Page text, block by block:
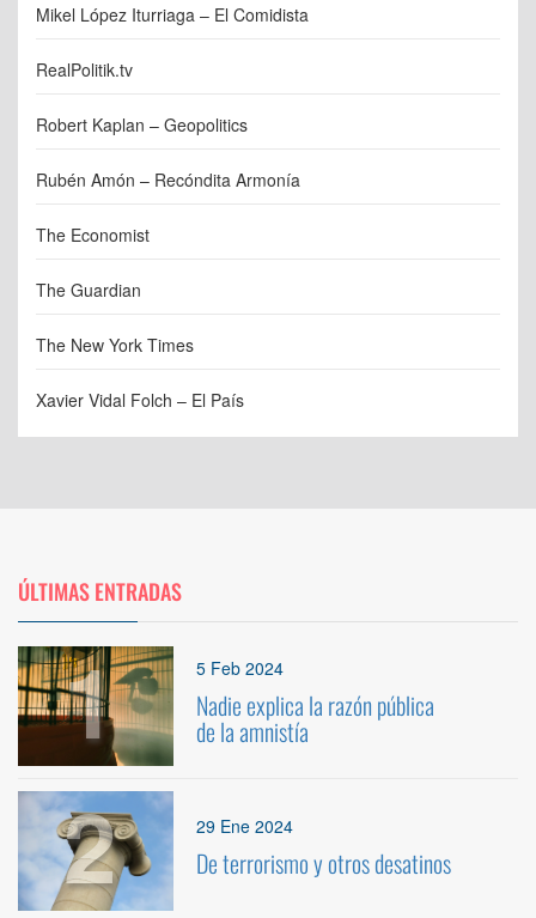
Mikel López Iturriaga – El Comidista
RealPolitik.tv
Robert Kaplan – Geopolitics
Rubén Amón – Recóndita Armonía
The Economist
The Guardian
The New York Times
Xavier Vidal Folch – El País
ÚLTIMAS ENTRADAS
1 5 Feb 2024
Nadie explica la razón pública
de la amnistía
2 29 Ene 2024
De terrorismo y otros desatinos